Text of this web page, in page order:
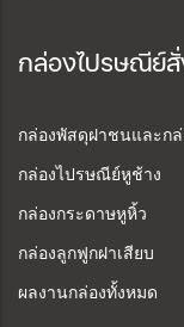
กล่องไปรษณีย์
กล่องพัสดุฝาชนและก
กล่องไปรษณีย์หูช้าง
กล่องกระดาษหูหิ้ว
กล่องลูกฟูกฝาเสียบ
ผลงานกล่องทั้งหมด